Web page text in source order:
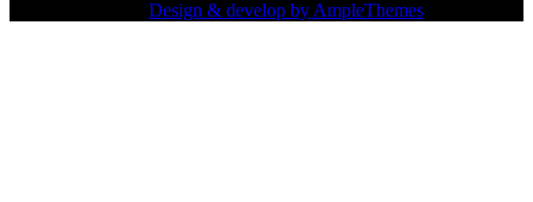
Design & develop by AmpleThemes